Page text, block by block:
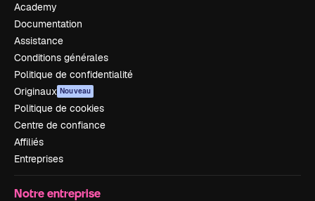
Academy
Documentation
Assistance
Conditions générales
Politique de confidentialité
Originaux Nouveau
Politique de cookies
Centre de confiance
Affiliés
Entreprises
Notre entreprise